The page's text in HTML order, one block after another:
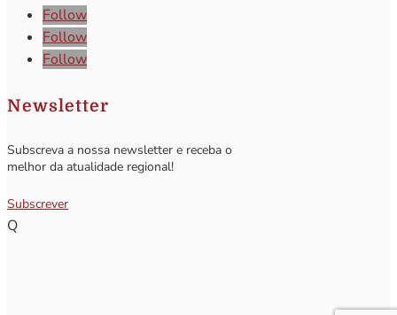
Follow
Follow
Follow
Newsletter
Subscreva a nossa newsletter e receba o
melhor da atualidade regional!
Subscrever
Q